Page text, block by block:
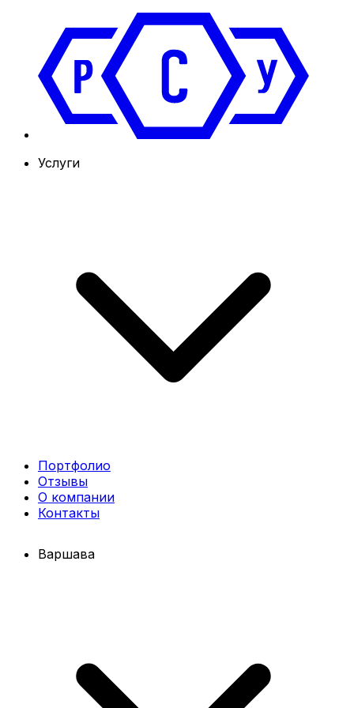
Услуги
Портфолио
Отзывы
О компании
Контакты
Варшава